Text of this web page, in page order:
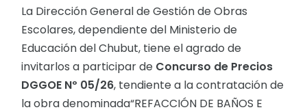
La Dirección General de Gestión de Obras
Escolares, dependiente del Ministerio de
Educación del Chubut, tiene el agrado de
invitarlos a participar de Concurso de Precios
DGGOE Nº 05/26, tendiente a la contratación de
la obra denominada“REFACCIÓN DE BAÑOS E